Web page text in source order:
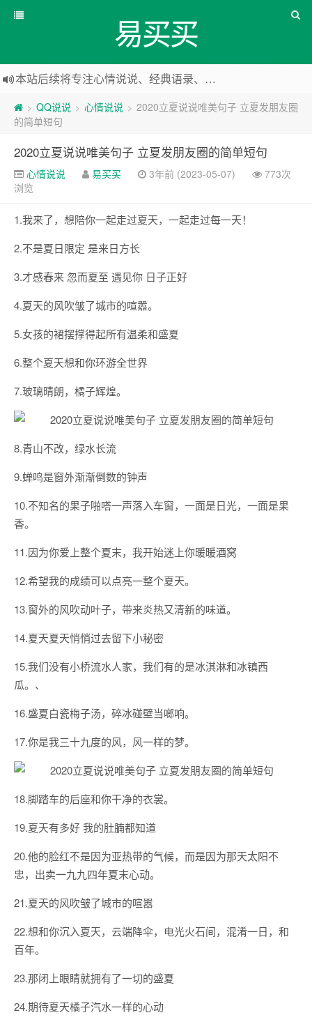
易买买
本站后续将专注心情说说、经典语录、心情随笔等
本站改版，下架友情链接
> QQ说说 > 心情说说 > 2020立夏说说唯美句子 立夏发朋友圈
的简单短句
2020立夏说说唯美句子 立夏发朋友圈的简单短句
心情说说 易买买 3年前 (2023-05-07)
773次
浏览
1.我来了，想陪你一起走过夏天，一起走过每一天！
2.不是夏日限定 是来日方长
3.才感春来 忽而夏至 遇见你 日子正好
4.夏天的风吹皱了城市的喧嚣。
5.女孩的裙摆撑得起所有温柔和盛夏
6.整个夏天想和你环游全世界
7.玻璃晴朗，橘子辉煌。
8.青山不改，绿水长流
9.蝉鸣是窗外渐渐倒数的钟声
10.不知名的果子啪嗒一声落入车窗，一面是日光，一面是果
香。
11.因为你爱上整个夏末，我开始迷上你暖暖酒窝
12.希望我的成绩可以点亮一整个夏天。
13.窗外的风吹动叶子，带来炎热又清新的味道。
14.夏天夏天悄悄过去留下小秘密
15.我们没有小桥流水人家，我们有的是冰淇淋和冰镇西
瓜。、
16.盛夏白瓷梅子汤，碎冰碰壁当啷响。
17.你是我三十九度的风，风一样的梦。
18.脚踏车的后座和你干净的衣裳。
19.夏天有多好 我的肚腩都知道
20.他的脸红不是因为亚热带的气候，而是因为那天太阳不
忠，出卖一九九四年夏末心动。
21.夏天的风吹皱了城市的喧嚣
22.想和你沉入夏天，云端降伞，电光火石间，混淆一日，和
百年。
23.那闭上眼睛就拥有了一切的盛夏
24.期待夏天橘子汽水一样的心动